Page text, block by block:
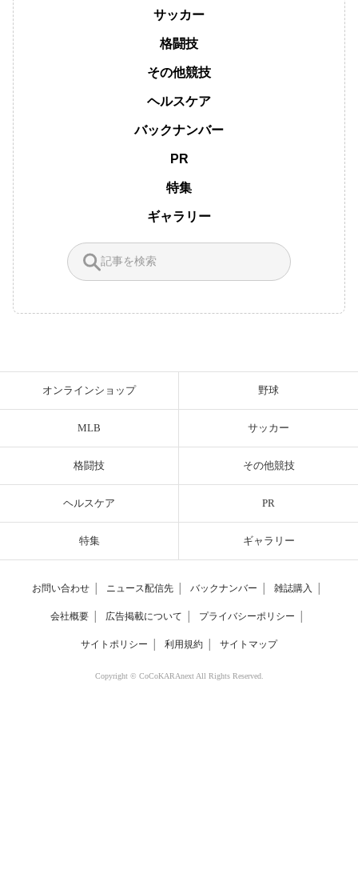
サッカー
格闘技
その他競技
ヘルスケア
バックナンバー
PR
特集
ギャラリー
オンラインショップ 野球
MLB サッカー
格闘技 その他競技
ヘルスケア PR
特集 ギャラリー
お問い合わせ ニュース配信先 バックナンバー 雑誌購入
会社概要 広告掲載について プライバシーポリシー
サイトポリシー 利用規約 サイトマップ
Copyright © CoCoKARAnext All Rights Reserved.